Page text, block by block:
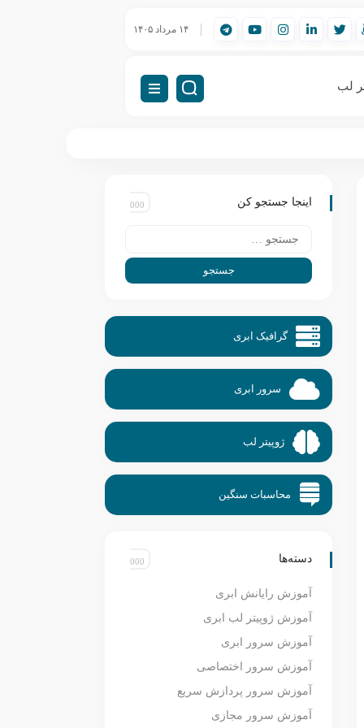
ورک‌استیشن مهندسی (Workstation) چیست؟ راه‌اندازی VDI (دسکتاپ مجازی) ۱۴ مرداد ۱۴۰۵
لب
اینجا جستجو کن
گرافیک ابری
سرور ابری
ژوپیتر لب
محاسبات سنگین
دسته‌ها
آموزش رایانش ابری
آموزش ژوپیتر لب ابری
آموزش سرور ابری
آموزش سرور اختصاصی
آموزش سرور پردازش سریع
آموزش سرور مجازی